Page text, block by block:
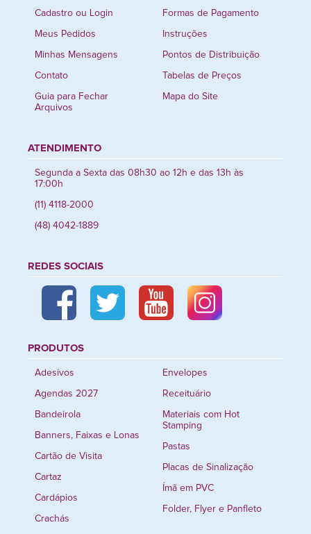
Cadastro ou Login
Meus Pedidos
Minhas Mensagens
Contato
Guia para Fechar
Arquivos
Formas de Pagamento
Instruções
Pontos de Distribuição
Tabelas de Preços
Mapa do Site
ATENDIMENTO
Segunda a Sexta das 08h30 ao 12h e das 13h às
17:00h
(11) 4118-2000
(48) 4042-1889
REDES SOCIAIS
PRODUTOS
Adesivos
Agendas 2027
Bandeirola
Banners, Faixas e Lonas
Cartão de Visita
Cartaz
Cardápios
Crachás
Envelopes
Receituário
Materiais com Hot
Stamping
Pastas
Placas de Sinalização
Ímã em PVC
Folder, Flyer e Panfleto